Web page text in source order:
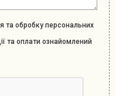
та обробку персональних
та оплати ознайомлений